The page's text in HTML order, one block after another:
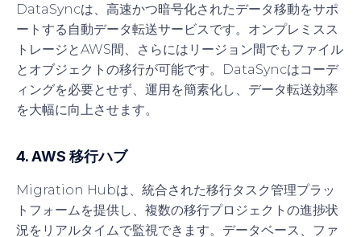
DataSyncは、高速かつ暗号化されたデータ移動をサポ
ートする自動データ転送サービスです。オンプレミスス
トレージとAWS間、さらにはリージョン間でもファイル
とオブジェクトの移行が可能です。DataSyncはコーデ
ィングを必要とせず、運用を簡素化し、データ転送効率
を大幅に向上させます。
4. AWS 移行ハブ
Migration Hubは、統合された移行タスク管理プラッ
トフォームを提供し、複数の移行プロジェクトの進捗状
況をリアルタイムで監視できます。データベース、ファ